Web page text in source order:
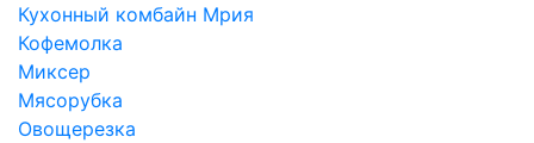
Кухонный комбайн Мрия
Кофемолка
Миксер
Мясорубка
Овощерезка